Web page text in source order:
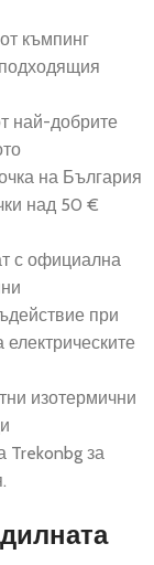
къмпинг
най-добрите
на България
над 50 €
с официална
при
изотермични
Trekonbg за